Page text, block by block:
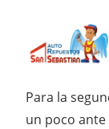
Para la
un poco